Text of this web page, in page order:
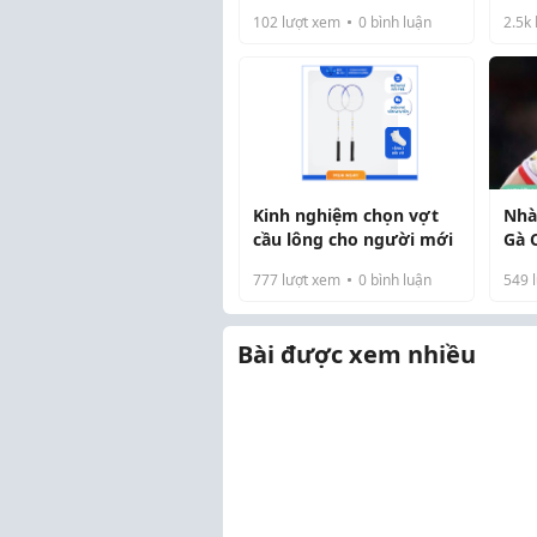
102 lượt xem 0 bình luận Độ
2.5k
Kinh nghiệm chọn vợt
cầu lông cho người mới
777 lượt xem 0 bình luận
Gà
549
Bài được xem nhiều